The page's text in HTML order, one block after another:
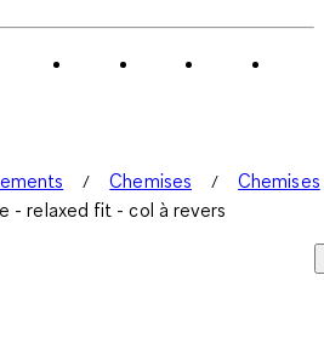
Chemises
Chemises
- relaxed fit - col à revers